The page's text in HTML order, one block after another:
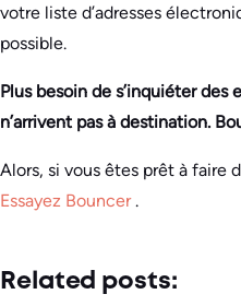
votre liste d’adresses
possible.
Plus besoin de s’inquiéter
n’arrivent pas à destination.
Alors, si vous êtes prêt à faire
Essayez Bouncer.
Related posts: